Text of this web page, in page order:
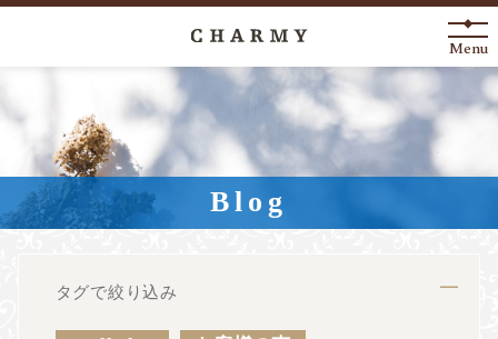
New Arrival
About
Engagement Ring
Menu
Blog
タグで絞り込み